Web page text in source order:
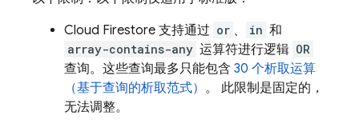
Cloud Firestore 支持通过 or 、 in 和
array-contains-any 运算符进行逻辑 OR
查询。这些查询最多只能包含 30 个析取运算
（基于查询的析取范式） 。 此限制是固定的，
无法调整。